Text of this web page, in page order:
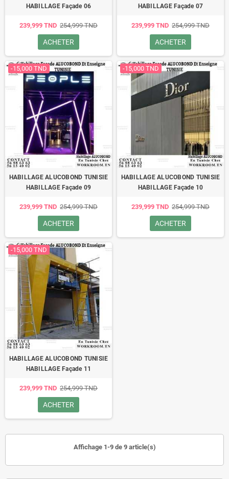
HABILLAGE Façade 06
239,999 TND 254,999 TND
ACHETER
HABILLAGE Façade 07
239,999 TND 254,999 TND
ACHETER
-15,000 TND
HABILLAGE ALUCOBOND TUNISIE
HABILLAGE Façade 09
239,999 TND 254,999 TND
ACHETER
-15,000 TND
HABILLAGE ALUCOBOND TUNISIE
HABILLAGE Façade 10
239,999 TND 254,999 TND
ACHETER
-15,000 TND
HABILLAGE ALUCOBOND TUNISIE
HABILLAGE Façade 11
239,999 TND 254,999 TND
ACHETER
Affichage 1-9 de 9 article(s)